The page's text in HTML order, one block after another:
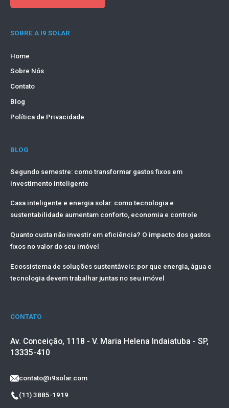
SOBRE A I9 SOLAR
Home
Sobre Nós
Contato
Blog
Política de Privacidade
BLOG
Segundo semestre: como transformar gastos fixos em
investimento inteligente
Casa inteligente e energia solar: como tecnologia e
sustentabilidade aumentam conforto, economia e controle
Quanto custa não investir em eficiência? O impacto dos gastos
fixos no valor do seu imóvel
Ecossistema de soluções sustentáveis: por que energia, água e
tecnologia devem trabalhar juntas no seu imóvel
CONTATO
Av. Conceição, 1118 - V. Maria Helena Indaiatuba - SP,
13335-410
contato@i9solar.com
(11) 3885-1919